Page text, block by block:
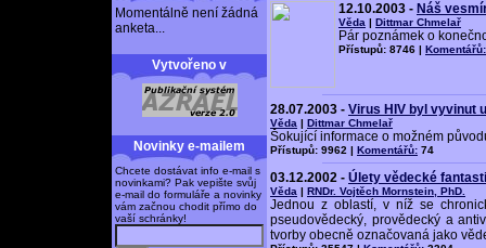
Momentálně není žádná
anketa...
Vytvořeno v
Novinky e-mailem
Chcete dostávat info e-mail s
novinkami? Pak vepište svůj
e-mail do formuláře a novinky
vám začnou chodit přímo do
vaší schránky!
12.10.2003 - Náš
Věda | Dittmar Chmelař
Pár poznámek o
Přístupů: 8746 | Komentářů:
28.07.2003 - Virus HIV byl vyvinut
Věda | Dittmar Chmelař
Šokující informace o možném
Přístupů: 9962 | Komentářů: 74
03.12.2002 - Úlety vědecké
Věda | RNDr. Vojtěch Mornstein, PhD.
Jednou z oblastí, v níž se
pseudovědecký, provědecký a
tvorby obecně označovaná jako